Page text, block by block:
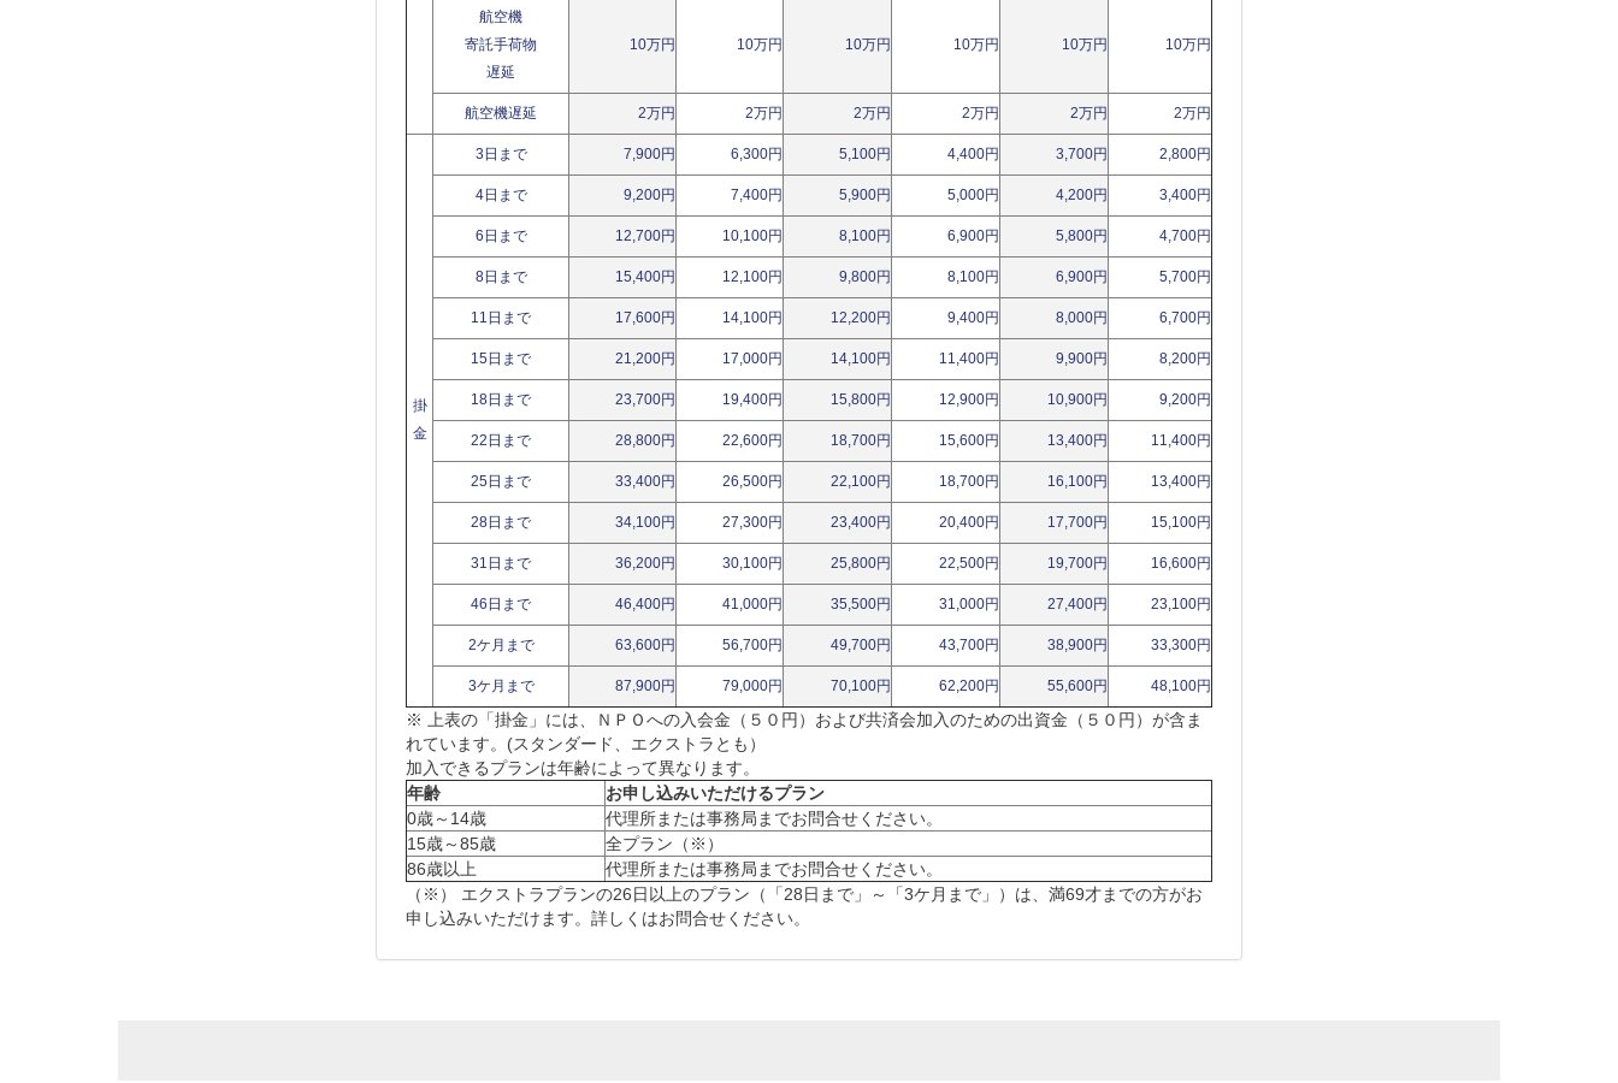
航空機
寄託手荷物
遅延
10万円 10万円 10万円 10万円 10万円 10万円
航空機遅延 2万円 2万円 2万円 2万円 2万円 2万円
掛
金
3日まで 7,900円 6,300円 5,100円 4,400円 3,700円 2,800円
4日まで 9,200円 7,400円 5,900円 5,000円 4,200円 3,400円
6日まで 12,700円 10,100円 8,100円 6,900円 5,800円 4,700円
8日まで 15,400円 12,100円 9,800円 8,100円 6,900円 5,700円
11日まで 17,600円 14,100円 12,200円 9,400円 8,000円 6,700円
15日まで 21,200円 17,000円 14,100円 11,400円 9,900円 8,200円
18日まで 23,700円 19,400円 15,800円 12,900円 10,900円 9,200円
22日まで 28,800円 22,600円 18,700円 15,600円 13,400円 11,400円
25日まで 33,400円 26,500円 22,100円 18,700円 16,100円 13,400円
28日まで 34,100円 27,300円 23,400円 20,400円 17,700円 15,100円
31日まで 36,200円 30,100円 25,800円 22,500円 19,700円 16,600円
46日まで 46,400円 41,000円 35,500円 31,000円 27,400円 23,100円
2ケ月まで 63,600円 56,700円 49,700円 43,700円 38,900円 33,300円
3ケ月まで 87,900円 79,000円 70,100円 62,200円 55,600円 48,100円
※ 上表の「掛金」には、ＮＰＯへの入会金（５０円）および共済会加入のための出資金（５０円）が含ま
れています。(スタンダード、エクストラとも）
加入できるプランは年齢によって異なります。
年齢
お申し込みいただけるプラン
0歳～14歳
代理所または事務局までお問合せください。
15歳～85歳
全プラン（※）
86歳以上
代理所または事務局までお問合せください。
（※） エクストラプランの26日以上のプラン（「28日まで」～「3ケ月まで」）は、満69才までの方がお
申し込みいただけます。詳しくはお問合せください。